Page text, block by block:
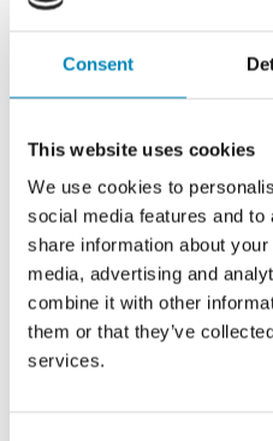
Consent
This website uses cookies
We use cookies to
social media features and
share information about
media, advertising and
combine it with other
them or that they’ve
services.
Har du husket?